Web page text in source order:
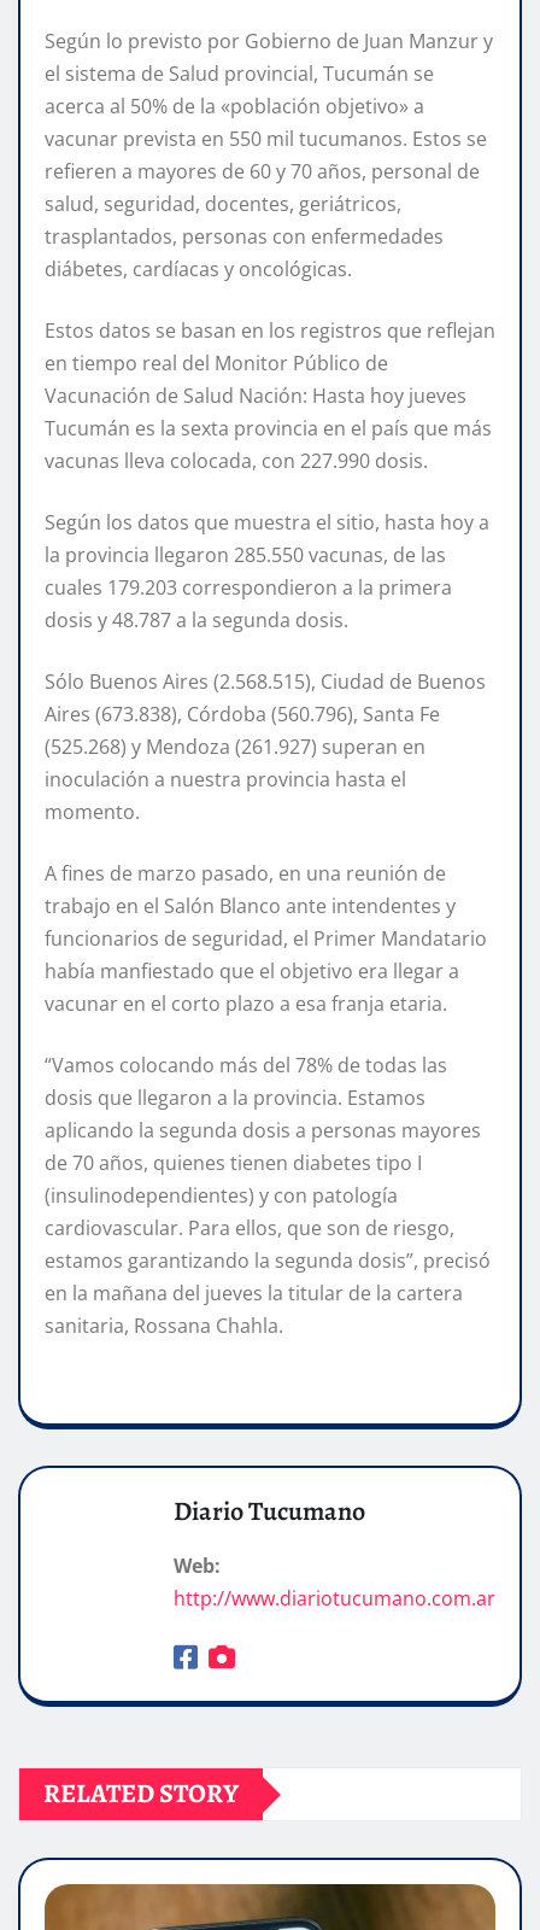
Según lo previsto por Gobierno de Juan Manzur y
el sistema de Salud provincial, Tucumán se
acerca al 50% de la «población objetivo» a
vacunar prevista en 550 mil tucumanos. Estos se
refieren a mayores de 60 y 70 años, personal de
salud, seguridad, docentes, geriátricos,
trasplantados, personas con enfermedades
diábetes, cardíacas y oncológicas.
Estos datos se basan en los registros que reflejan
en tiempo real del Monitor Público de
Vacunación de Salud Nación: Hasta hoy jueves
Tucumán es la sexta provincia en el país que más
vacunas lleva colocada, con 227.990 dosis.
Según los datos que muestra el sitio, hasta hoy a
la provincia llegaron 285.550 vacunas, de las
cuales 179.203 correspondieron a la primera
dosis y 48.787 a la segunda dosis.
Sólo Buenos Aires (2.568.515), Ciudad de Buenos
Aires (673.838), Córdoba (560.796), Santa Fe
(525.268) y Mendoza (261.927) superan en
inoculación a nuestra provincia hasta el
momento.
A fines de marzo pasado, en una reunión de
trabajo en el Salón Blanco ante intendentes y
funcionarios de seguridad, el Primer Mandatario
había manfiestado que el objetivo era llegar a
vacunar en el corto plazo a esa franja etaria.
“Vamos colocando más del 78% de todas las
dosis que llegaron a la provincia. Estamos
aplicando la segunda dosis a personas mayores
de 70 años, quienes tienen diabetes tipo I
(insulinodependientes) y con patología
cardiovascular. Para ellos, que son de riesgo,
estamos garantizando la segunda dosis”, precisó
en la mañana del jueves la titular de la cartera
sanitaria, Rossana Chahla.
Diario Tucumano
Web:
http://www.diariotucumano.com.ar
RELATED STORY